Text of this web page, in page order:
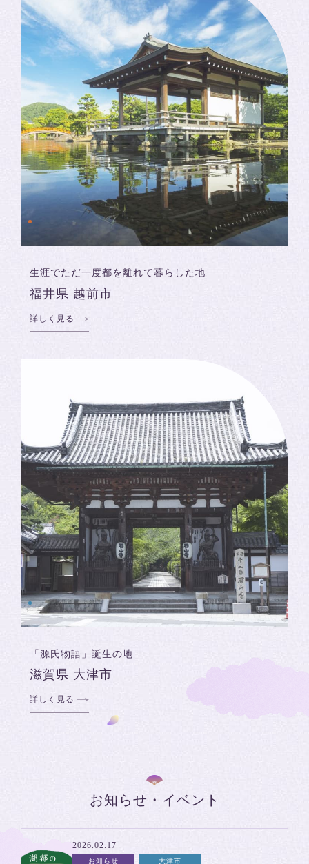
生涯でただ一度都を離れて暮らした地
福井県 越前市
詳しく見る
「源氏物語」誕生の地
滋賀県 大津市
詳しく見る
お知らせ・イベント
2026.02.17
お知らせ 大津市